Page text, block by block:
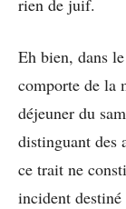
Eh bien, dans
comporte de la
déjeuner du
distinguant des
ce trait ne
incident